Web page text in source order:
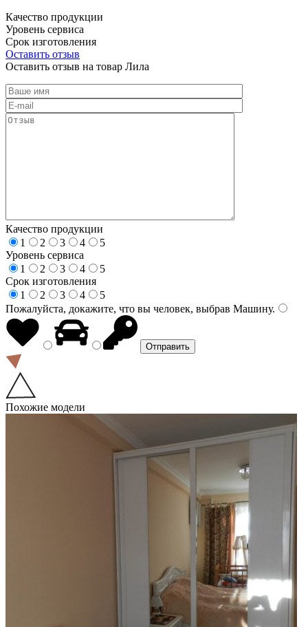
Качество продукции
Уровень сервиса
Срок изготовления
Оставить отзыв
Оставить отзыв на товар Лила
Качество продукции
1
2 3 4
5
Уровень сервиса
1
2 3 4
5
Срок изготовления
1
2 3 4
5
Пожалуйста, докажите, что вы человек, выбрав Машину.
Похожие модели